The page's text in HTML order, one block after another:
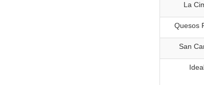
La
Quesos
San